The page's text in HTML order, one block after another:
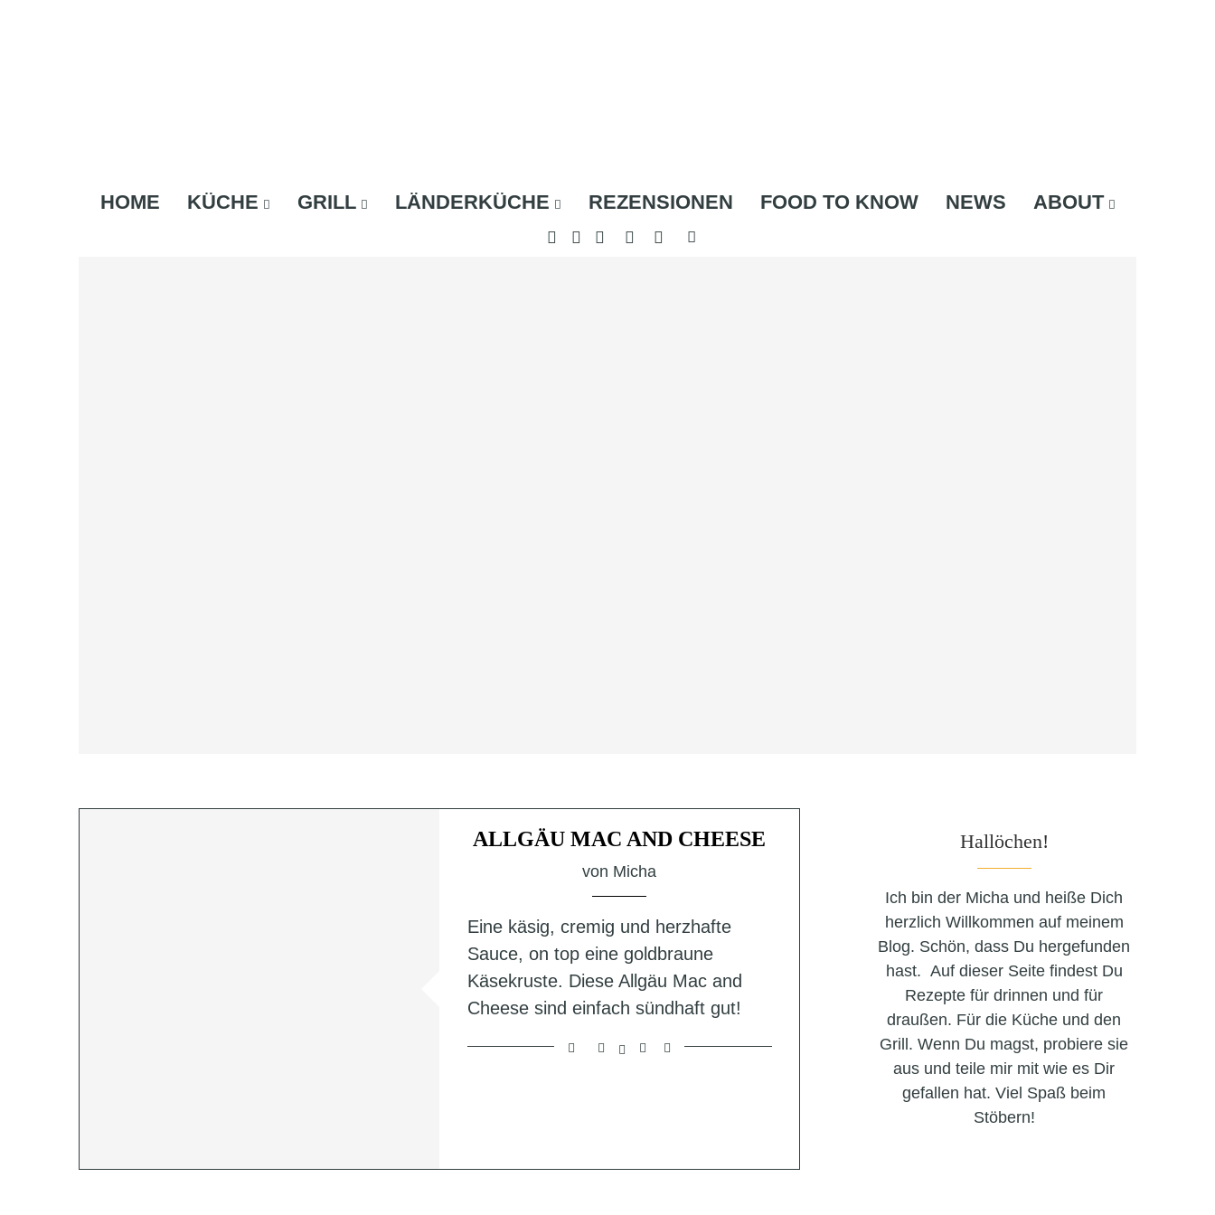
HOME KÜCHE GRILL LÄNDERKÜCHE REZENSIONEN FOOD TO KNOW NEWS ABOUT
ALLGÄU MAC AND CHEESE
von Micha
Eine käsig, cremig und herzhafte
Sauce, on top eine goldbraune
Käsekruste. Diese Allgäu Mac and
Cheese sind einfach sündhaft gut!
Hallöchen!
Ich bin der Micha und heiße Dich
herzlich Willkommen auf meinem
Blog. Schön, dass Du hergefunden
hast. Auf dieser Seite findest Du
Rezepte für drinnen und für
draußen. Für die Küche und den
Grill. Wenn Du magst, probiere sie
aus und teile mir mit wie es Dir
gefallen hat. Viel Spaß beim
Stöbern!